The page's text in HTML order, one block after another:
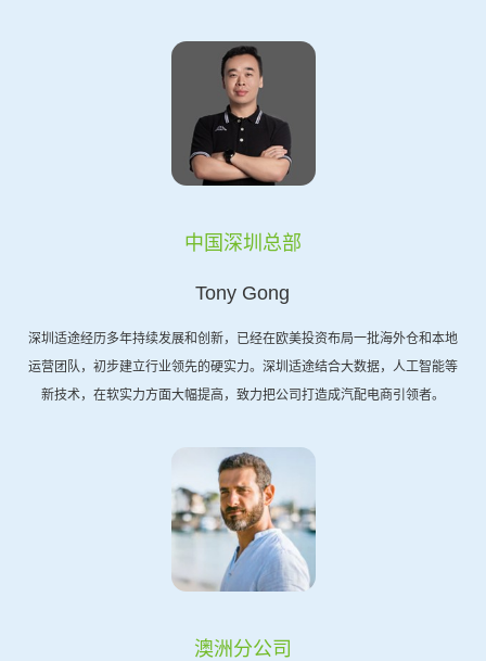
中国深圳总部
Tony Gong
深圳适途经历多年持续发展和创新，已经在欧美投资布局一批海外仓和本地
运营团队，初步建立行业领先的硬实力。深圳适途结合大数据，人工智能等
新技术，在软实力方面大幅提高，致力把公司打造成汽配电商引领者。
澳洲分公司